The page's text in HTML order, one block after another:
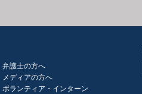
弁護士の方へ
メディアの方へ
ボランティア・インターン